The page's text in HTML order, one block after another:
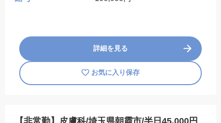
詳細を見る
お気に入り保存
【非常勤】皮膚科/埼玉県朝霞市/半日45,000円